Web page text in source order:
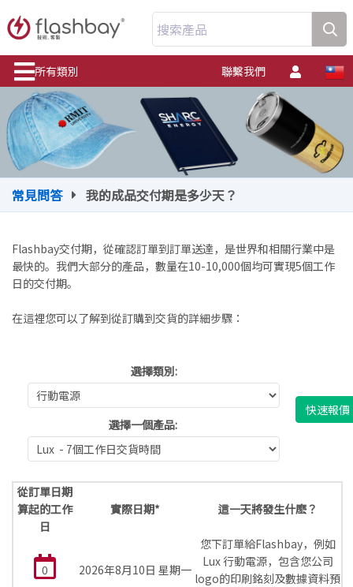
搜索產品
所有類別 聯繫我們
常見問答 我的成品交付期是多少天？
Flashbay交付期，從確認訂單到訂單送達，是世界和相關行業中是
最快的。我們大部分的產品，數量在10-10,000個均可實現5個工作
日的交付期。
在這裡您可以了解到從訂購到交貨的詳細步驟：
選擇類別:
選擇一個產品:
快速報價
從訂單日期
算起的工作
日
實際日期* 這一天將發生什麽？
0 2026年8月10日 星期一
您下訂單給Flashbay，例如
Lux 行動電源，包含您公司
logo的印刷銘刻及數據資料預